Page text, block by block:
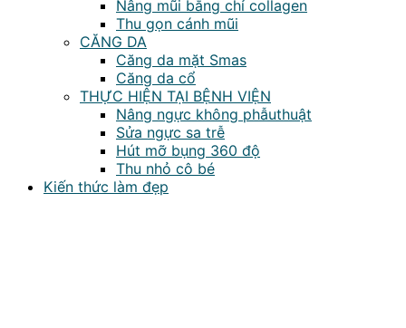
Nâng mũi bằng chỉ collagen
Thu gọn cánh mũi
CĂNG DA
Căng da mặt Smas
Căng da cổ
THỰC HIỆN TẠI BỆNH VIỆN
Nâng ngực không phẫuthuật
Sửa ngực sa trễ
Hút mỡ bụng 360 độ
Thu nhỏ cô bé
Kiến thức làm đẹp